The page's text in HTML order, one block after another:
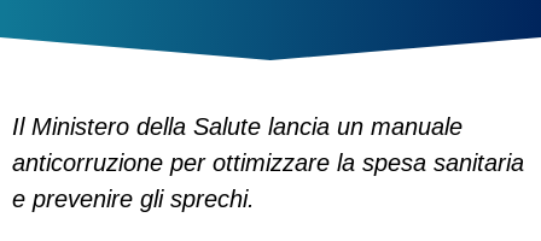
Il Ministero della Salute lancia un manuale
anticorruzione per ottimizzare la spesa sanitaria
e prevenire gli sprechi.